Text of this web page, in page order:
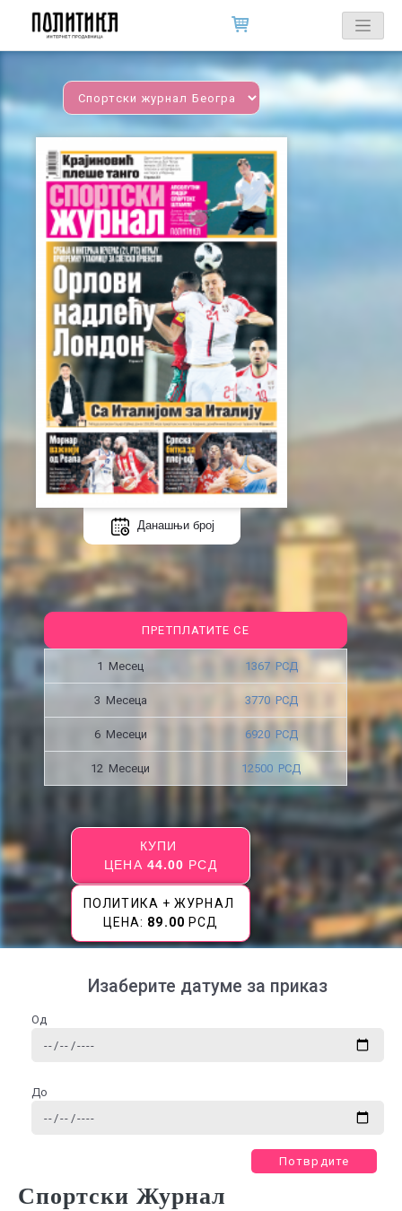
Данашњи број
ПРЕТПЛАТИТЕ СЕ
1 Месец 1367 РСД
3 Месецa 3770 РСД
6 Месеци 6920 РСД
12 Месеци 12500 РСД
КУПИ
ЦЕНА 44.00 РСД
ПОЛИТИКА + ЖУРНАЛ
ЦЕНА: 89.00 РСД
Изаберите датуме за приказ
Од
До
Потврдите
Спортски Журнал